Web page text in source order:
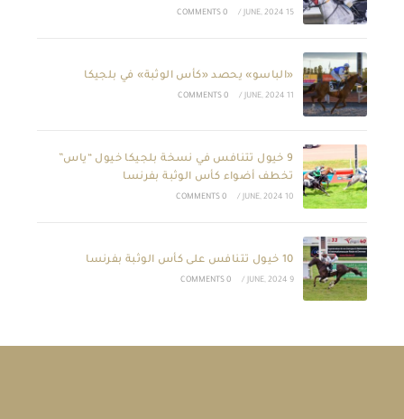
15 JUNE, 2024
/
0 COMMENTS
«الباسو» يحصد «كأس الوثبة» في بلجيكا
11 JUNE, 2024
/
0 COMMENTS
9 خيول تتنافس في نسخة بلجيكا خيول “ياس”
تخطف أضواء كأس الوثبة بفرنسا
10 JUNE, 2024
/
0 COMMENTS
10 خيول تتنافس على كأس الوثبة بفرنسا
9 JUNE, 2024
/
0 COMMENTS